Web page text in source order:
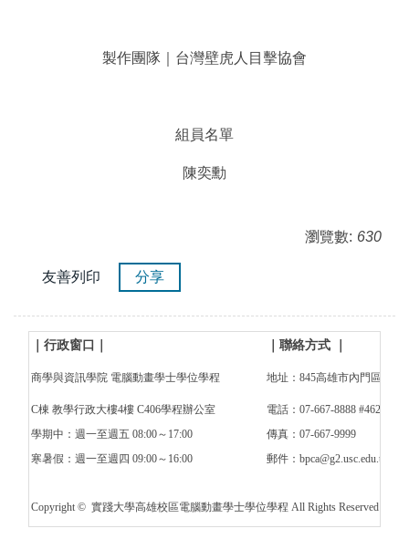
製作團隊｜台灣壁虎人目擊協會
組員名單
陳奕勳
瀏覽數: 630
友善列印 分享
｜行政窗口 聯絡方式
商學與資訊學院 電腦動畫學士學位學程 地址：845高雄市內門區大學
C棟 教學行政大樓4樓 C406學程辦公室
電話：07-667-8888 #4621
學期中：週一至週五 08:00～17:00
傳真：07-667-9999
寒暑假：週一至週四 09:00～16:00
郵件：bpca@g2.usc.edu.tw
Copyright © 實踐大學高雄校區電腦動畫學士學位學程 All Rights Reserved